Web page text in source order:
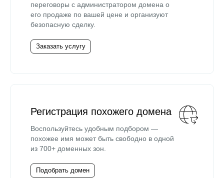
переговоры с администратором домена о
его продаже по вашей цене и организуют
безопасную сделку.
Заказать услугу
Регистрация похожего домена
Воспользуйтесь удобным подбором —
похожее имя может быть свободно в одной
из 700+ доменных зон.
Подобрать домен